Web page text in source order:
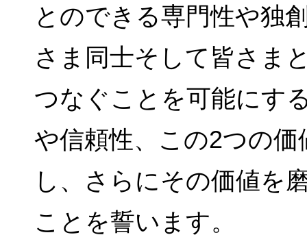
とのできる専門性や独
さま同士そして皆さま
つなぐことを可能にす
や信頼性、 この2つの価
し、さらにその価値を
ことを誓います。